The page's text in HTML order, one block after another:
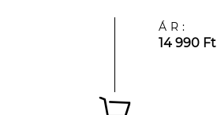
ÁR:
14 990 Ft